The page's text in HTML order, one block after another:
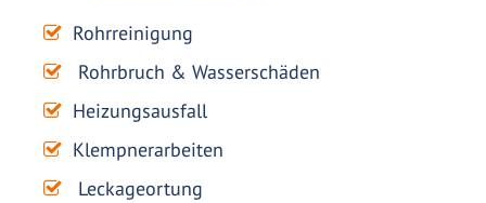
Rohrreinigung
Rohrbruch & Wasserschäden
Heizungsausfall
Klempnerarbeiten
Leckageortung